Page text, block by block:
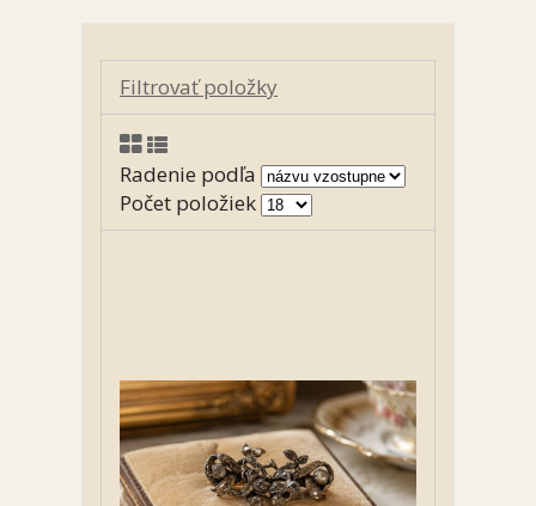
Filtrovať položky
Radenie podľa
Počet položiek